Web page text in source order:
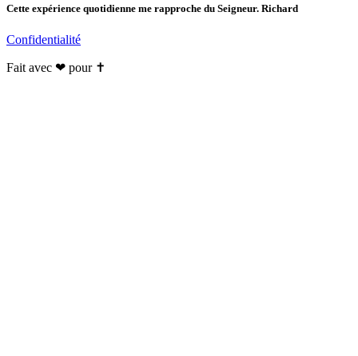
Cette expérience quotidienne me rapproche du Seigneur. Richard
Confidentialité
Fait avec ❤ pour ✝️️